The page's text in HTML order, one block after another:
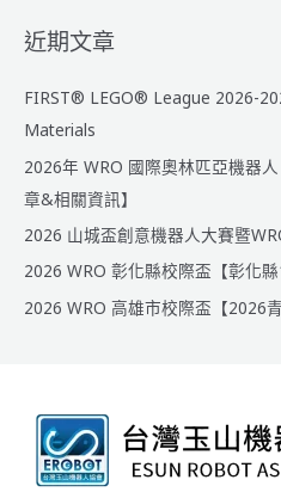
近期文章
FIRST® LEGO® League 2026-
Materials
2026年 WRO 國際奧林匹亞機器
章&相關資訊】
2026 山城盃創意機器人大賽暨
2026 WRO 彰化縣校際盃【彰化
2026 WRO 高雄市校際盃【2026